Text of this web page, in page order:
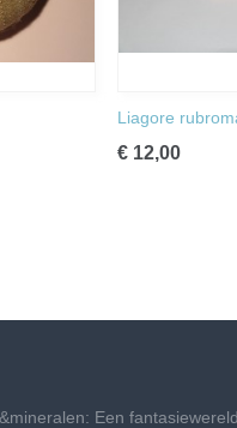
Liagore
€ 12,00
Een